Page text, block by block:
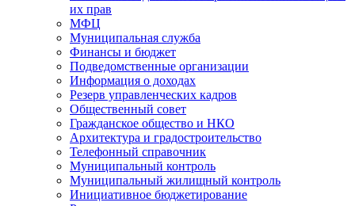
их прав
МФЦ
Муниципальная служба
Финансы и бюджет
Подведомственные организации
Информация о доходах
Резерв управленческих кадров
Общественный совет
Гражданское общество и НКО
Архитектура и градостроительство
Телефонный справочник
Муниципальный контроль
Муниципальный жилищный контроль
Инициативное бюджетирование